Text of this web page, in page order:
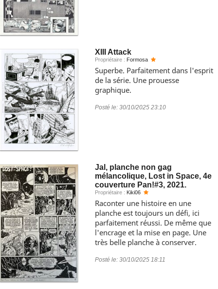
XIII Attack
Propriétaire : Formosa
Superbe. Parfaitement dans l'esprit
de la série. Une prouesse
graphique.
Posté le: 30/10/2025 23:10
Jal, planche non gag
mélancolique, Lost in Space, 4e
couverture Pan!#3, 2021.
Propriétaire : Kiki06
Raconter une histoire en une
planche est toujours un défi, ici
parfaitement réussi. De même que
l'encrage et la mise en page. Une
très belle planche à conserver.
Posté le: 30/10/2025 18:11